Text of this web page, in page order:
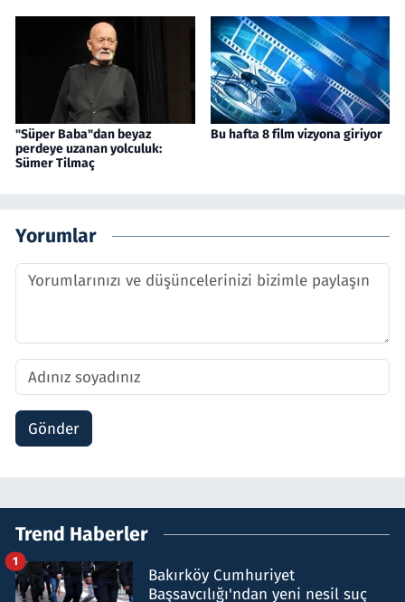
"Süper Baba"dan beyaz
perdeye uzanan yolculuk:
Sümer Tilmaç
Bu hafta 8 film vizyona giriyor
Yorumlar
Gönder
Trend Haberler
Bakırköy Cumhuriyet
Başsavcılığı'ndan yeni nesil suç
1